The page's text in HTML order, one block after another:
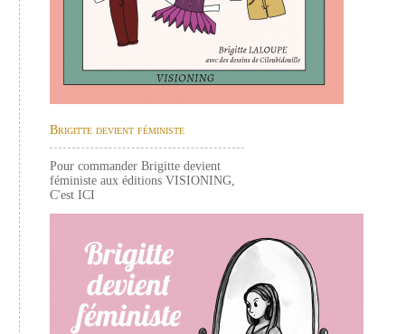
Brigitte devient féministe
Pour commander Brigitte devient
féministe aux éditions VISIONING,
C'est ICI